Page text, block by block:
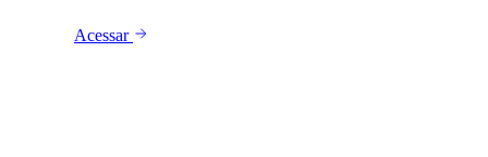
Acessar